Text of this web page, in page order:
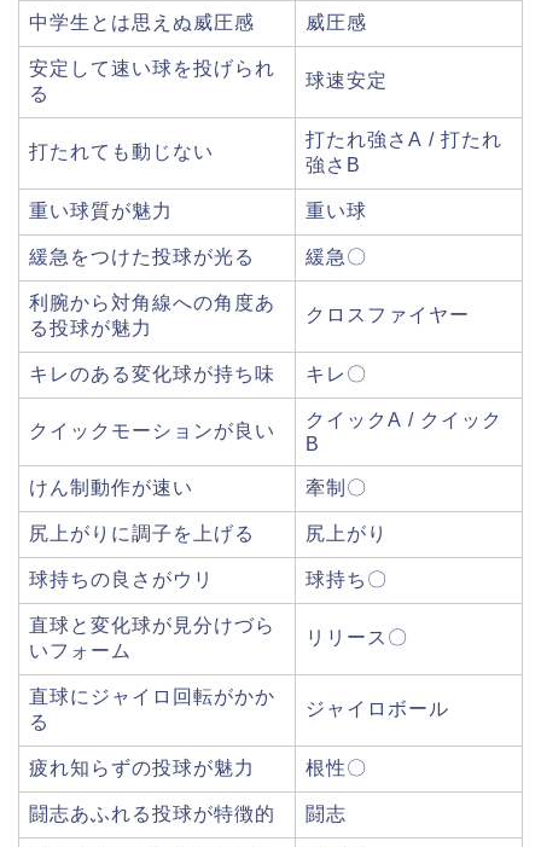
中学生とは思えぬ威圧感 威圧感
安定して速い球を投げられ
る
球速安定
打たれても動じない
打たれ強さA / 打たれ
強さB
重い球質が魅力 重い球
緩急をつけた投球が光る 緩急〇
利腕から対角線への角度あ
る投球が魅力
クロスファイヤー
キレのある変化球が持ち味 キレ〇
クイックモーションが良い
クイックA / クイック
B
けん制動作が速い 牽制〇
尻上がりに調子を上げる 尻上がり
球持ちの良さがウリ 球持ち〇
直球と変化球が見分けづら
いフォーム
リリース〇
直球にジャイロ回転がかか
る
ジャイロボール
疲れ知らずの投球が魅力 根性〇
闘志あふれる投球が特徴的 闘志